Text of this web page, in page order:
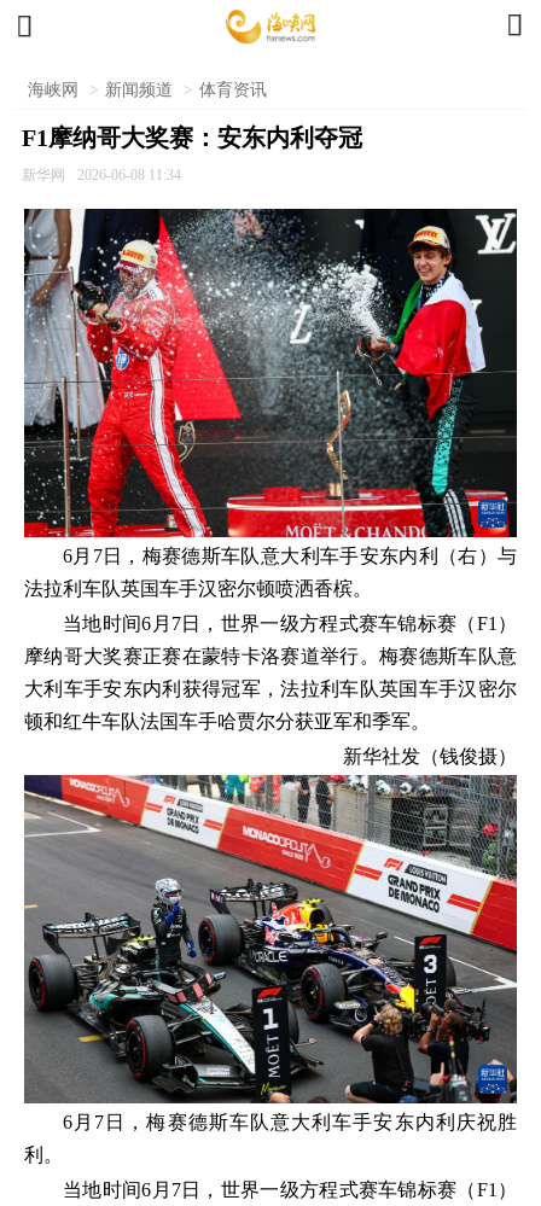
 
海峡网 > 新闻频道 > 体育资讯
F1摩纳哥大奖赛：安东内利夺冠
新华网 2026-06-08 11:34
6月7日，梅赛德斯车队意大利车手安东内利（右）与
法拉利车队英国车手汉密尔顿喷洒香槟。
当地时间6月7日，世界一级方程式赛车锦标赛（F1）
摩纳哥大奖赛正赛在蒙特卡洛赛道举行。梅赛德斯车队意
大利车手安东内利获得冠军，法拉利车队英国车手汉密尔
顿和红牛车队法国车手哈贾尔分获亚军和季军。
新华社发（钱俊摄）
6月7日，梅赛德斯车队意大利车手安东内利庆祝胜
利。
当地时间6月7日，世界一级方程式赛车锦标赛（F1）